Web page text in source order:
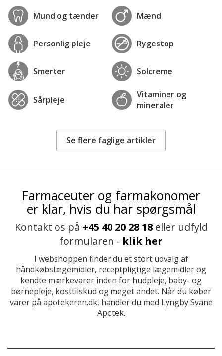
Mund og tænder Mænd
Personlig pleje Rygestop
Smerter Solcreme
Sårpleje
Vitaminer og
mineraler
Se flere faglige artikler
Farmaceuter og farmakonomer
er klar, hvis du har spørgsmål
Kontakt os på +45 40 20 28 18eller udfyld
formularen - klik her
I webshoppen finder du et stort udvalg af
håndkøbslægemidler, receptpligtige lægemidler og
kendte mærkevarer inden for hudpleje, baby- og
børnepleje, kosttilskud og meget andet. Når du køber
varer på apotekeren.dk, handler du med Lyngby Svane
Apotek.